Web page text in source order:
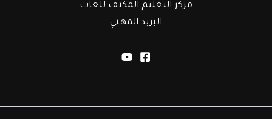
مركز التعليم المكثف للغات
البريد المهني